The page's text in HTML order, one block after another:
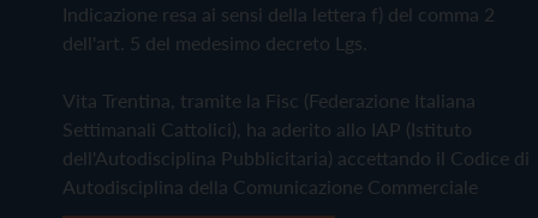
Indicazione resa ai sensi della lettera f) del comma 2
dell'art. 5 del medesimo decreto Lgs.
Vita Trentina, tramite la Fisc (Federazione Italiana
Settimanali Cattolici), ha aderito allo IAP (Istituto
dell'Autodisciplina Pubblicitaria) accettando il Codice di
Autodisciplina della Comunicazione Commerciale